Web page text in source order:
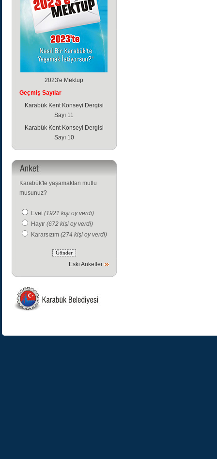
2023'e Mektup
Geçmiş Sayılar
Karabük Kent Konseyi Dergisi
Sayı 11
Karabük Kent Konseyi Dergisi
Sayı 10
Karabük'te yaşamaktan mutlu
musunuz?
Evet(1921 kişi oy verdi)
Hayır (672 kişi oy verdi)
Kararsızım (274 kişi oy verdi)
Eski Anketler